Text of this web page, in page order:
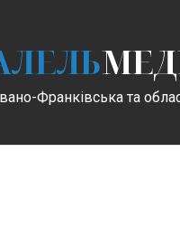
Франківська та